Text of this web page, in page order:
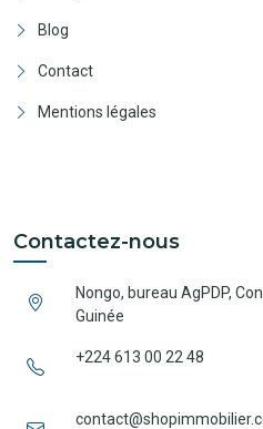
Blog
Contact
Mentions légales
Contactez-nous
Nongo, bureau AgPDP,
Guinée
+224 613 00 22 48